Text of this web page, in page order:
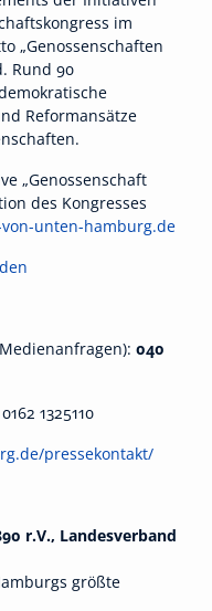
im
„Genossenschaften
Rund 90
Reformansätze
„Genossenschaft
des Kongresses
unten-hamburg.de
040
0162 1325110
pressekontakt/
r.V., Landesverband
größte